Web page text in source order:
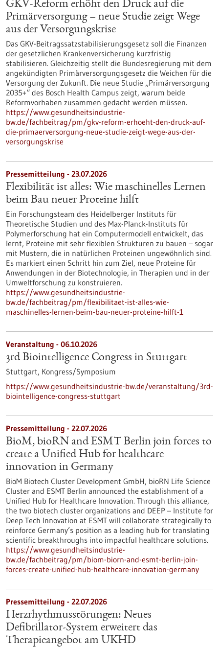
GKV-Reform erhöht den Druck auf die
Primärversorgung – neue Studie zeigt Wege
aus der Versorgungskrise
Das GKV-Beitragssatzstabilisierungsgesetz soll die Finanzen
der gesetzlichen Krankenversicherung kurzfristig
stabilisieren. Gleichzeitig stellt die Bundesregierung mit dem
angekündigten Primärversorgungsgesetz die Weichen für die
Versorgung der Zukunft. Die neue Studie „Primärversorgung
2035+“ des Bosch Health Campus zeigt, warum beide
Reformvorhaben zusammen gedacht werden müssen.
https://www.gesundheitsindustrie-
bw.de/fachbeitrag/pm/gkv-reform-erhoeht-den-druck-auf-
die-primaerversorgung-neue-studie-zeigt-wege-aus-der-
versorgungskrise
Pressemitteilung - 23.07.2026
Flexibilität ist alles: Wie maschinelles Lernen
beim Bau neuer Proteine hilft
Ein Forschungsteam des Heidelberger Instituts für
Theoretische Studien und des Max-Planck-Instituts für
Polymerforschung hat ein Computermodell entwickelt, das
lernt, Proteine mit sehr flexiblen Strukturen zu bauen – sogar
mit Mustern, die in natürlichen Proteinen ungewöhnlich sind.
Es markiert einen Schritt hin zum Ziel, neue Proteine für
Anwendungen in der Biotechnologie, in Therapien und in der
Umweltforschung zu konstruieren.
https://www.gesundheitsindustrie-
bw.de/fachbeitrag/pm/flexibilitaet-ist-alles-wie-
maschinelles-lernen-beim-bau-neuer-proteine-hilft-1
Veranstaltung - 06.10.2026
3rd Biointelligence Congress in Stuttgart
Stuttgart, Kongress/Symposium
https://www.gesundheitsindustrie-bw.de/veranstaltung/3rd-
biointelligence-congress-stuttgart
Pressemitteilung - 22.07.2026
BioM, bioRN and ESMT Berlin join forces to
create a Unified Hub for healthcare
innovation in Germany
BioM Biotech Cluster Development GmbH, bioRN Life Science
Cluster and ESMT Berlin announced the establishment of a
Unified Hub for Healthcare Innovation. Through this alliance,
the two biotech cluster organizations and DEEP – Institute for
Deep Tech Innovation at ESMT will collaborate strategically to
reinforce Germany’s position as a leading hub for translating
scientific breakthroughs into impactful healthcare solutions.
https://www.gesundheitsindustrie-
bw.de/fachbeitrag/pm/biom-biorn-and-esmt-berlin-join-
forces-create-unified-hub-healthcare-innovation-germany
Pressemitteilung - 22.07.2026
Herzrhythmusstörungen: Neues
Defibrillator-System erweitert das
Therapieangebot am UKHD